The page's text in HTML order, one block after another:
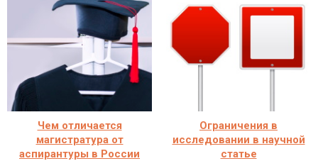
Чем отличается
магистратура от
аспирантуры в России
Ограничения в
исследовании в научной
статье